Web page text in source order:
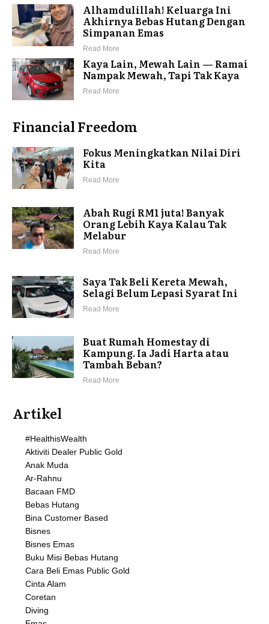
Alhamdulillah! Keluarga Ini
Akhirnya Bebas Hutang Dengan
Simpanan Emas
Read More
Kaya Lain, Mewah Lain — Ramai
Nampak Mewah, Tapi Tak Kaya
Read More
Financial Freedom
Fokus Meningkatkan Nilai Diri
Kita
Read More
Abah Rugi RM1 juta! Banyak
Orang Lebih Kaya Kalau Tak
Melabur
Read More
Saya Tak Beli Kereta Mewah,
Selagi Belum Lepasi Syarat Ini
Read More
Buat Rumah Homestay di
Kampung. Ia Jadi Harta atau
Tambah Beban?
Read More
Artikel
#HealthisWealth
Aktiviti Dealer Public Gold
Anak Muda
Ar-Rahnu
Bacaan FMD
Bebas Hutang
Bina Customer Based
Bisnes
Bisnes Emas
Buku Misi Bebas Hutang
Cara Beli Emas Public Gold
Cinta Alam
Coretan
Diving